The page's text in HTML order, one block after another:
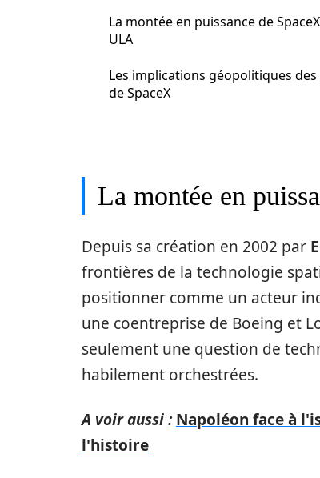
La montée en puissance de
ULA
Les implications géopolitiques des
de SpaceX
La montée en
Depuis sa création en 2002 par
frontières de la technologie
positionner comme un acteur
une coentreprise de Boeing et
seulement une question de
habilement orchestrées.
A voir aussi : Napoléon face à
l'histoire